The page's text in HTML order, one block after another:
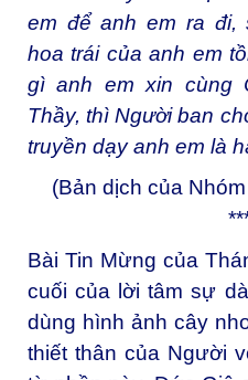
em để anh em ra đi,
hoa trái của anh em
gì anh em xin cùng
Thầy, thì Người ban
truyền dạy anh em là
(Bản dịch của
Bài Tin Mừng của
cuối của lời tâm sự
dùng hình ảnh cây
thiết thân của Người